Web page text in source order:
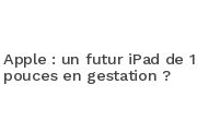
Apple : un futur iPad de
pouces en gestation ?